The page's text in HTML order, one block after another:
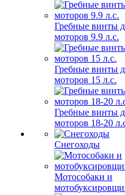
Гребные винты
моторов 9.9 л.с.
Гребные винты
моторов 15 л.с.
Гребные винты
моторов 18-20
Снегоходы
Мотособаки и